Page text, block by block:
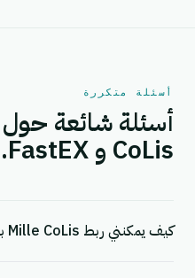
أسئلة متكررة
CoLis و FastEX.
كيف يمكنني ربط Mille CoLis بـ FastEX؟